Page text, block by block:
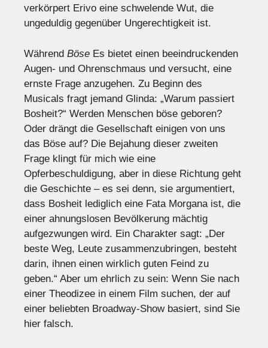
verkörpert Erivo eine schwelende Wut, die
ungeduldig gegenüber Ungerechtigkeit ist.
Während Böse Es bietet einen beeindruckenden
Augen- und Ohrenschmaus und versucht, eine
ernste Frage anzugehen. Zu Beginn des
Musicals fragt jemand Glinda: „Warum passiert
Bosheit?“ Werden Menschen böse geboren?
Oder drängt die Gesellschaft einigen von uns
das Böse auf? Die Bejahung dieser zweiten
Frage klingt für mich wie eine
Opferbeschuldigung, aber in diese Richtung geht
die Geschichte – es sei denn, sie argumentiert,
dass Bosheit lediglich eine Fata Morgana ist, die
einer ahnungslosen Bevölkerung mächtig
aufgezwungen wird. Ein Charakter sagt: „Der
beste Weg, Leute zusammenzubringen, besteht
darin, ihnen einen wirklich guten Feind zu
geben.“ Aber um ehrlich zu sein: Wenn Sie nach
einer Theodizee in einem Film suchen, der auf
einer beliebten Broadway-Show basiert, sind Sie
hier falsch.